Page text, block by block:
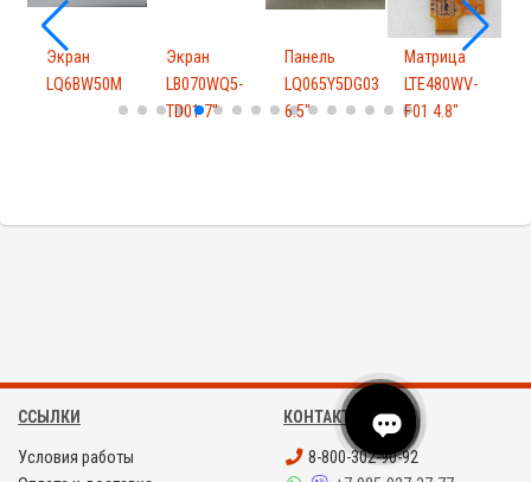
Экран
LQ6BW50M
Экран
LB070WQ5-
TD01 7"
Панель
LQ065Y5DG03
6.5"
Матрица
LTE480WV-
F01 4.8"
ССЫЛКИ
Условия работы
КОНТАКТЫ
8-800-302-90-92